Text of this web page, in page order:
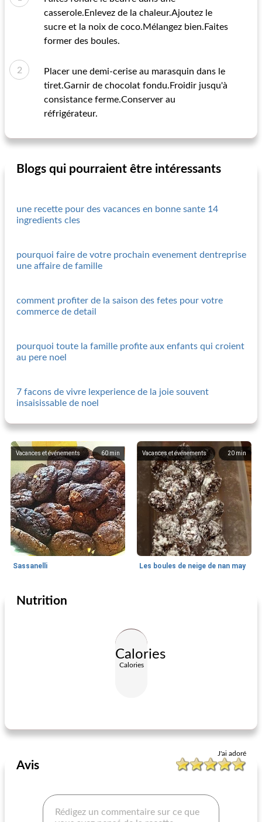
casserole.Enlevez de la chaleur.Ajoutez le
sucre et la noix de coco.Mélangez bien.Faites
former des boules.
Placer une demi-cerise au marasquin dans le
tiret.Garnir de chocolat fondu.Froidir jusqu'à
consistance ferme.Conserver au
réfrigérateur.
Blogs qui pourraient être intéressants
une recette pour des vacances en bonne sante 14
ingredients cles
pourquoi faire de votre prochain evenement dentreprise
une affaire de famille
comment profiter de la saison des fetes pour votre
commerce de detail
pourquoi toute la famille profite aux enfants qui croient
au pere noel
7 facons de vivre lexperience de la joie souvent
insaisissable de noel
60 min
Vacances et événements
Sassanelli
20 min
Vacances et événements
Les boules de neige de nan may
Vacances et événements
Nutrition
Calories
Calories
J'ai adoré
Avis